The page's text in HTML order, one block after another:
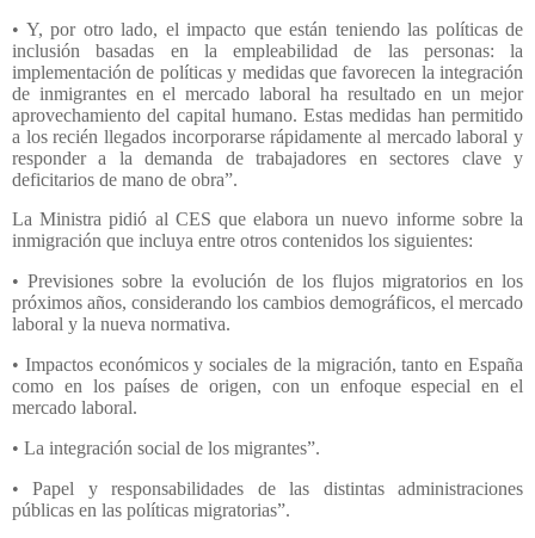
• Y, por otro lado, el impacto que están teniendo las políticas de
inclusión basadas en la empleabilidad de las personas: la
implementación de políticas y medidas que favorecen la integración
de inmigrantes en el mercado laboral ha resultado en un mejor
aprovechamiento del capital humano. Estas medidas han permitido
a los recién llegados incorporarse rápidamente al mercado laboral y
responder a la demanda de trabajadores en sectores clave y
deficitarios de mano de obra”.
La Ministra pidió al CES que elabora un nuevo informe sobre la
inmigración que incluya entre otros contenidos los siguientes:
• Previsiones sobre la evolución de los flujos migratorios en los
próximos años, considerando los cambios demográficos, el mercado
laboral y la nueva normativa.
• Impactos económicos y sociales de la migración, tanto en España
como en los países de origen, con un enfoque especial en el
mercado laboral.
• La integración social de los migrantes”.
• Papel y responsabilidades de las distintas administraciones
públicas en las políticas migratorias”.